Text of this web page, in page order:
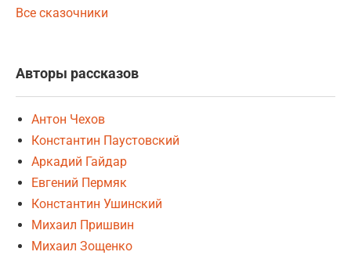
Все сказочники
Авторы рассказов
Антон Чехов
Константин Паустовский
Аркадий Гайдар
Евгений Пермяк
Константин Ушинский
Михаил Пришвин
Михаил Зощенко